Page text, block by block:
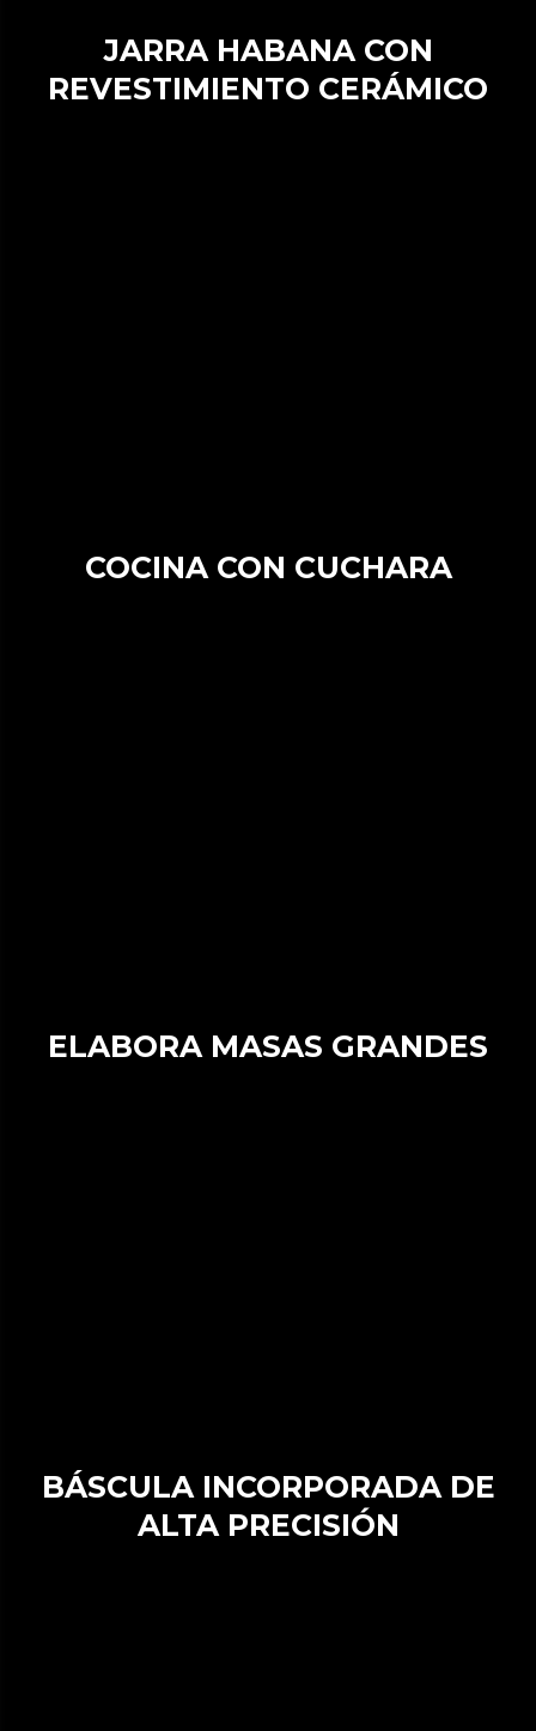
JARRA HABANA CON
REVESTIMIENTO CERÁMICO
COCINA CON CUCHARA
ELABORA MASAS GRANDES
BÁSCULA INCORPORADA DE
ALTA PRECISIÓN